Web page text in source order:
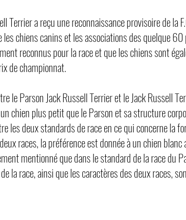
Terrier a reçu une reconnaissance provisoire de
chiens canins et les associations des quelque
reconnus pour la race et que les chiens sont
de championnat.
le Parson Jack Russell Terrier et le Jack Russell
chien plus petit que le Parson et sa structure
les deux standards de race en ce qui concerne la
races, la préférence est donnée à un chien
mentionné que dans le standard de la race du
la race, ainsi que les caractères des deux races,